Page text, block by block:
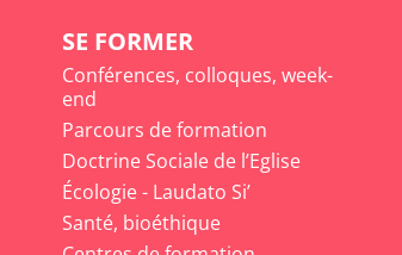
SE FORMER
Conférences, colloques, week-
end
Parcours de formation
Doctrine Sociale de l’Eglise
Écologie - Laudato Si’
Santé, bioéthique